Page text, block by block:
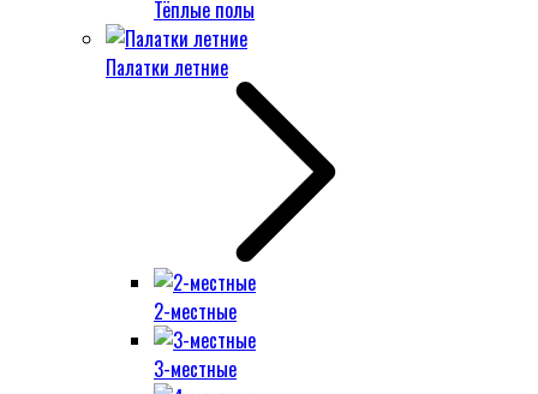
Тёплые полы
Палатки летние
2-местные
3-местные